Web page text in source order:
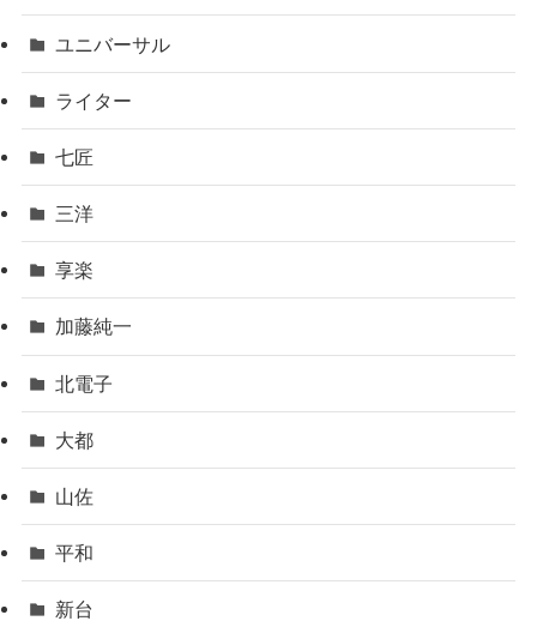
ユニバーサル
ライター
七匠
三洋
享楽
加藤純一
北電子
大都
山佐
平和
新台